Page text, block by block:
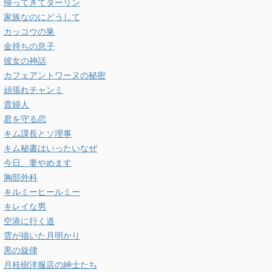
家族なのにどうして
カッコウの巣
金持ちの息子
彼女の神話
カフェアントワーヌの秘密
頑張れチャンミ
貴婦人
君を守る恋
キム課長とソ理事
キム秘書はいったいなぜ
今日、妻やめます
胸部外科
キルミーヒールミー
キレイな男
空港に行く道
雲が描いた月明かり
黒の旋律
月桂樹洋服店の紳士たち